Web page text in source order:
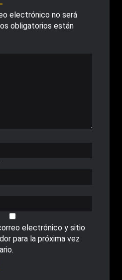
electrónico no será
obligatorios están
electrónico y sitio
para la próxima vez